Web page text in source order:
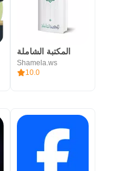
المكتبة الشاملة
Shamela.ws
10.0